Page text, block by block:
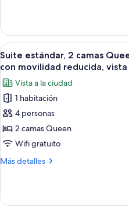
clásica
Abrir
todas
las
fotos
de
Suite
estándar,
2
camas
acceso
5
Suite estándar, 2 camas
con movilidad reducida, vista
Vista a la ciudad
1 habitación
4 personas
2 camas Queen
Wifi gratuito
Más detalles
Más
estándar,